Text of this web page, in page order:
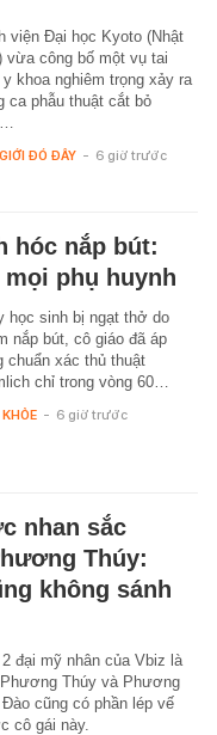
viện Đại học Kyoto (Nhật
vừa công bố một vụ tai
y khoa nghiêm trọng xảy ra
ca phẫu thuật cắt bỏ
ĐÓ ĐÂY - 6 giờ trước
hóc nắp bút:
phụ huynh
học sinh bị ngạt thở do
nắp bút, cô giáo đã áp
chuẩn xác thủ thuật
chỉ trong vòng 60…
- 6 giờ trước
nhan sắc
Thúy:
không sánh
đại mỹ nhân của Vbiz là
Thúy và Phương
cũng có phần lép vế
cô gái này.